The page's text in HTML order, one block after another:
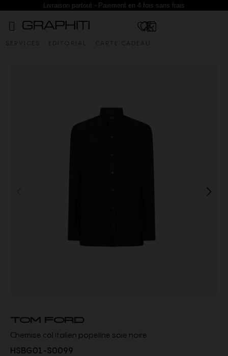
Livraison partout - Paiement en 4 fois sans frais
SERVICES EDITORIAL CARTE CADEAU
TOM FORD
Chemise col italien popeline soie noire
HSBG01-S0099